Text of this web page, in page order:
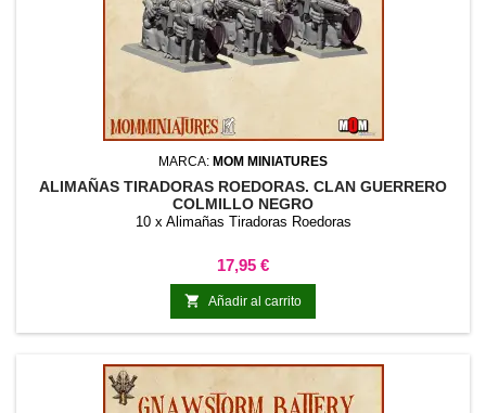
MARCA: MOM MINIATURES
ALIMAÑAS TIRADORAS ROEDORAS. CLAN GUERRERO
COLMILLO NEGRO
10 x Alimañas Tiradoras Roedoras
Precio
17,95 €
 Añadir al carrito